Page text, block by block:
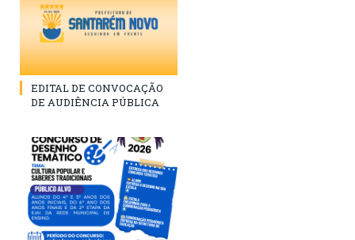
EDITAL DE CONVOCAÇÃO
DE AUDIÊNCIA PÚBLICA